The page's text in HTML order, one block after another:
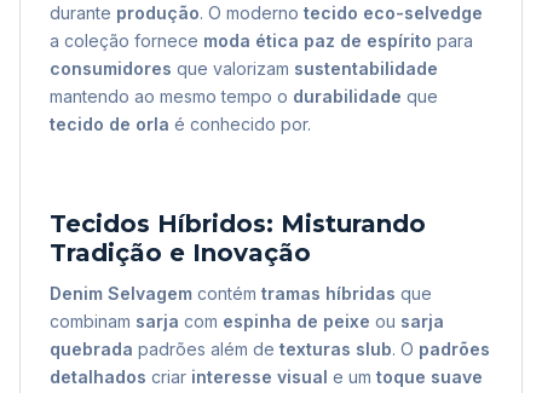
durante produção. O moderno tecido eco-selvedge
a coleção fornece moda ética paz de espírito para
consumidores que valorizam sustentabilidade
mantendo ao mesmo tempo o durabilidade que
tecido de orla é conhecido por.
Tecidos Híbridos: Misturando
Tradição e Inovação
Denim Selvagem contém tramas híbridas que
combinam sarja com espinha de peixe ou sarja
quebrada padrões além de texturas slub. O padrões
detalhados criar interesse visual e um toque suave